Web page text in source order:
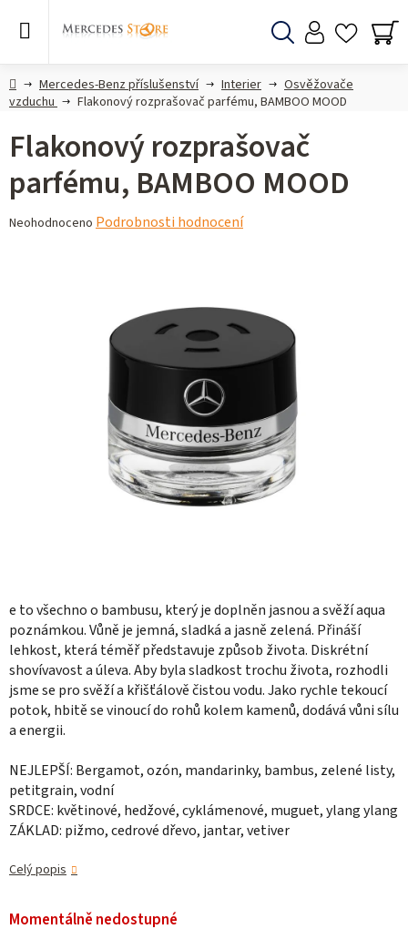
DomůMercedes-Benz příslušenství Interier
Osvěžovače
vzduchu
Flakonový rozprašovač parfému, BAMBOO MOOD
e to všechno o bambusu, který je doplněn jasnou a svěží aqua
poznámkou.Vůně je jemná, sladká a jasně zelená. Přináší
lehkost, která téměř představuje způsob života. Diskrétní
shovívavost a úleva.Aby byla sladkost trochu života, rozhodli
jsme se pro svěží a křišťálově čistou vodu.Jako rychle tekoucí
potok, hbitě se vinoucí do rohů kolem kamenů, dodává vůni sílu
a energii.
NEJLEPŠÍ: Bergamot, ozón, mandarinky, bambus, zelené listy,
petitgrain, vodní
SRDCE: květinové, hedžové, cyklámenové, muguet, ylang ylang
ZÁKLAD: pižmo, cedrové dřevo, jantar, vetiver
Celý popis
Momentálně nedostupné
Flakonový rozprašovač
parfému, BAMBOO MOOD
Průměrné
Neohodnoceno Podrobnosti hodnocení